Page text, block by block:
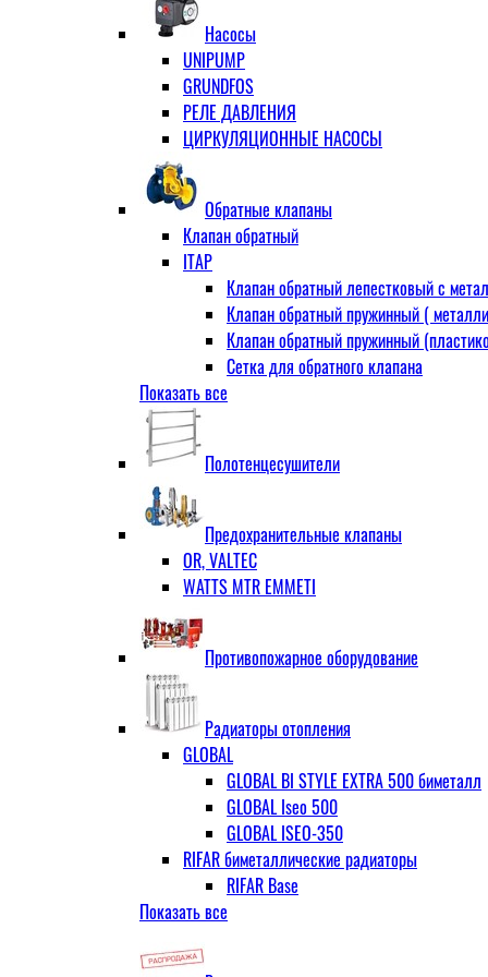
Ниппель прямой
Ниппель-переходник
Переходник ВН
Переходник НВ (футорка)
Сгон
Угловой
Тройник
Тройник переходной
Тройник равный
Угольник
ВВ
ВН
Удлинитель потока для радиатора
Насосы
UNIPUMP
GRUNDFOS
РЕЛЕ ДАВЛЕНИЯ
ЦИРКУЛЯЦИОННЫЕ НАСОСЫ
Обратные клапаны
Клапан обратный
ITAP
Клапан обратный лепестковый с
Клапан обратный пружинный (
Клапан обратный пружинный
Сетка для обратного клапана
VALTEC
АДЛ
RD30 Корпус/диск - чугун РN16 (Тмакс
ЧАЗ (двухдисковые)
Показать все
Полотенцесушители
Предохранительные клапаны
OR, VALTEC
WATTS MTR EMMETI
Противопожарное оборудование
Радиаторы отопления
GLOBAL
GLOBAL BI STYLE EXTRA 500 биметалл
GLOBAL Iseo 500
GLOBAL ISEO-350
RIFAR биметаллические радиаторы
RIFAR Base
Показать все